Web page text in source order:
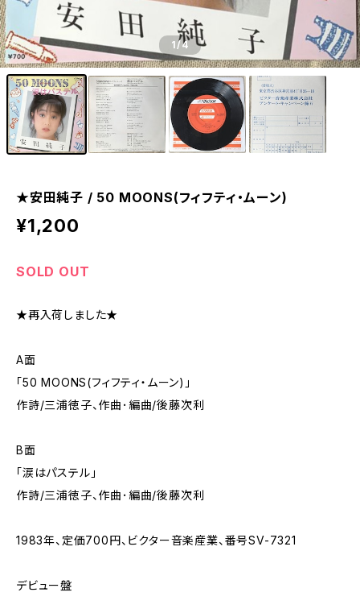
1/4
★安田純子 / 50 MOONS(フィフティ・ムーン)
¥1,200
SOLD OUT
★再入荷しました★
A面
「50 MOONS(フィフティ・ムーン)」
作詩/三浦徳子、作曲･編曲/後藤次利
B面
「涙はパステル」
作詩/三浦徳子、作曲･編曲/後藤次利
1983年、定価700円、ビクター音楽産業、番号SV-7321
デビュー盤